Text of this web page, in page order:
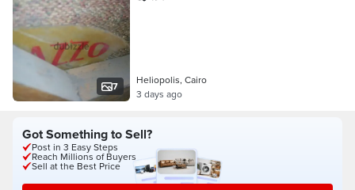
7
Heliopolis, Cairo
3 days ago
Got Something to Sell?
Post in 3 Easy Steps
Reach Millions of Buyers
Sell at the Best Price